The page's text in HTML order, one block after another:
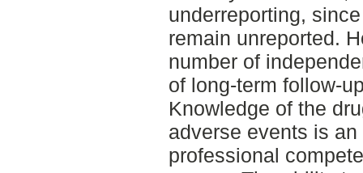
underreporting,
remain unreported.
number of
of long-term follow-
Knowledge of the
adverse events is
professional